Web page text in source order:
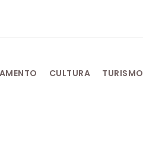
CULTURA TURISMO